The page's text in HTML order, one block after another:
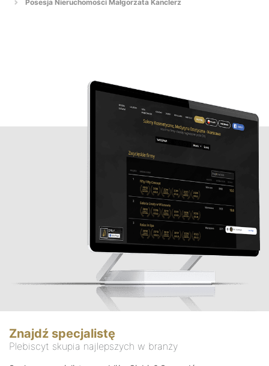
Posesja Nieruchomości Małgorzata Kanclerz
Znajdź specjalistę
Plebiscyt skupia najlepszych w branży